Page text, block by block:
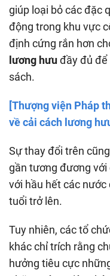
giúp loại bỏ các đặc
động trong khu vực
định cứng rắn hơn
lương hưuđầy đủ để
sách.
[Thượng viện Pháp
về cải cách lương
Sự thay đổi trên
gần tương đương với
với hầu hết các
tuổi trở lên.
Tuy nhiên, các tổ
khác chỉ trích rằng
hưởng tiêu cực